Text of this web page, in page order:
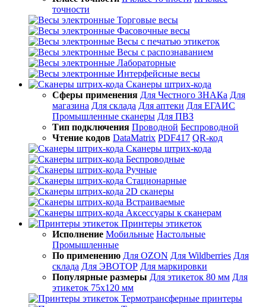
точности
Торговые весы
Фасовочные весы
Весы с печатью этикеток
Весы с распознаванием
Лабораторные
Интерфейсные весы
Сканеры штрих-кода
Сферы применения Для Честного ЗНАКа Для
магазина Для склада Для аптеки Для ЕГАИС
Промышленные сканеры Для ПВЗ
Тип подключения Проводной Беспроводной
Чтение кодов DataMatrix PDF417 QR-код
Сканеры штрих-кода
Беспроводные
Ручные
Стационарные
2D сканеры
Встраиваемые
Аксессуары к сканерам
Принтеры этикеток
Исполнение Мобильные Настольные
Промышленные
По применению Для OZON Для Wildberries Для
склада Для ЭВОТОР Для маркировки
Популярные размеры Для этикеток 80 мм Для
этикеток 75х120 мм
Термотрансферные принтеры